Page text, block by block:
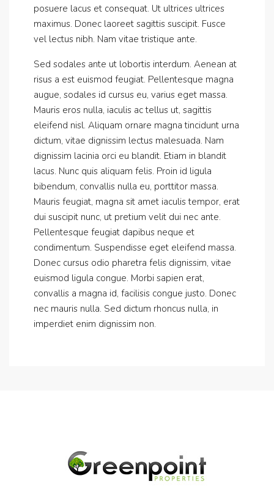
posuere lacus et consequat. Ut ultrices ultrices
maximus. Donec laoreet sagittis suscipit. Fusce
vel lectus nibh. Nam vitae tristique ante.
Sed sodales ante ut lobortis interdum. Aenean at
risus a est euismod feugiat. Pellentesque magna
augue, sodales id cursus eu, varius eget massa.
Mauris eros nulla, iaculis ac tellus ut, sagittis
eleifend nisl. Aliquam ornare magna tincidunt urna
dictum, vitae dignissim lectus malesuada. Nam
dignissim lacinia orci eu blandit. Etiam in blandit
lacus. Nunc quis aliquam felis. Proin id ligula
bibendum, convallis nulla eu, porttitor massa.
Mauris feugiat, magna sit amet iaculis tempor, erat
dui suscipit nunc, ut pretium velit dui nec ante.
Pellentesque feugiat dapibus neque et
condimentum. Suspendisse eget eleifend massa.
Donec cursus odio pharetra felis dignissim, vitae
euismod ligula congue. Morbi sapien erat,
convallis a magna id, facilisis congue justo. Donec
nec mauris nulla. Sed dictum rhoncus nulla, in
imperdiet enim dignissim non.